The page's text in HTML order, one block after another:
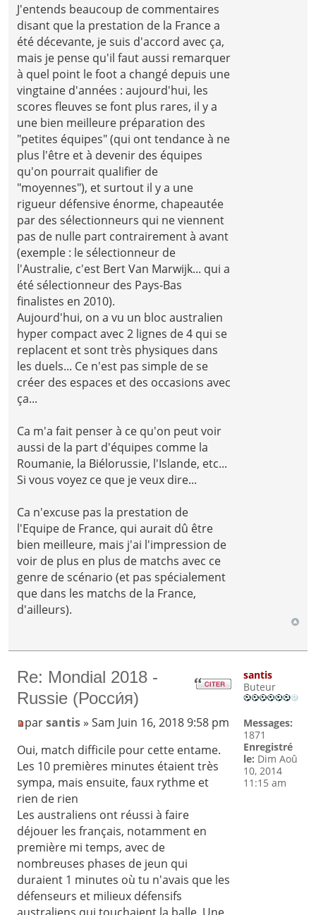
J'entends beaucoup de commentaires
disant que la prestation de la France a
été décevante, je suis d'accord avec ça,
mais je pense qu'il faut aussi remarquer
à quel point le foot a changé depuis une
vingtaine d'années : aujourd'hui, les
scores fleuves se font plus rares, il y a
une bien meilleure préparation des
"petites équipes" (qui ont tendance à ne
plus l'être et à devenir des équipes
qu'on pourrait qualifier de
"moyennes"), et surtout il y a une
rigueur défensive énorme, chapeautée
par des sélectionneurs qui ne viennent
pas de nulle part contrairement à avant
(exemple : le sélectionneur de
l'Australie, c'est Bert Van Marwijk... qui a
été sélectionneur des Pays-Bas
finalistes en 2010).
Aujourd'hui, on a vu un bloc australien
hyper compact avec 2 lignes de 4 qui se
replacent et sont très physiques dans
les duels... Ce n'est pas simple de se
créer des espaces et des occasions avec
ça...
Ca m'a fait penser à ce qu'on peut voir
aussi de la part d'équipes comme la
Roumanie, la Biélorussie, l'Islande, etc...
Si vous voyez ce que je veux dire...
Ca n'excuse pas la prestation de
l'Equipe de France, qui aurait dû être
bien meilleure, mais j'ai l'impression de
voir de plus en plus de matchs avec ce
genre de scénario (et pas spécialement
que dans les matchs de la France,
d'ailleurs).
Re: Mondial 2018 -
Russie (Росси́я)
parsantis» Sam Juin 16, 2018 9:58 pm
Oui, match difficile pour cette entame.
Les 10 premières minutes étaient très
sympa, mais ensuite, faux rythme et
rien de rien
Les australiens ont réussi à faire
déjouer les français, notamment en
première mi temps, avec de
nombreuses phases de jeun qui
duraient 1 minutes où tu n'avais que les
défenseurs et milieux défensifs
santis
Buteur
Messages:
1871
Enregistré
le: Dim Aoû
10, 2014
11:15 am